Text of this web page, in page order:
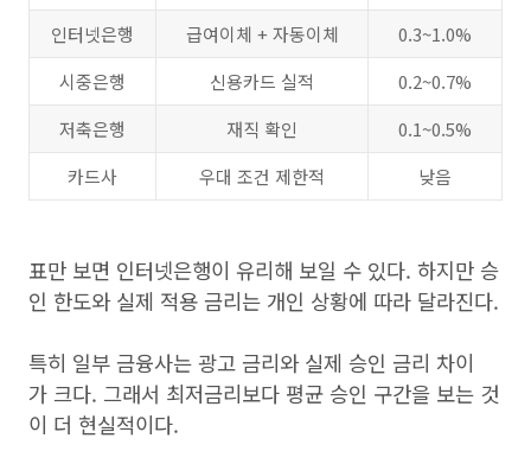
인터넷은행
급여이체 + 자동이체
0.3~1.0%
시중은행
신용카드 실적
0.2~0.7%
저축은행
재직 확인
0.1~0.5%
카드사
우대 조건 제한적 낮음
표만 보면 인터넷은행이 유리해 보일 수 있다. 하지만 승
인 한도와 실제 적용 금리는 개인 상황에 따라 달라진다.
특히 일부 금융사는 광고 금리와 실제 승인 금리 차이
가 크다. 그래서 최저금리보다 평균 승인 구간을 보는 것
이 더 현실적이다.